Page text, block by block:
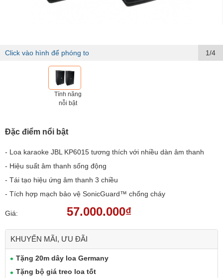
Click vào hình để phóng to 1/4
Tính năng
nỗi bật
Đặc điểm nổi bật
- Loa karaoke JBL KP6015 tương thích với nhiều dàn âm thanh
- Hiệu suất âm thanh sống động
- Tái tạo hiệu ứng âm thanh 3 chiều
- Tích hợp mạch bảo vệ SonicGuard™ chống cháy
Giá: 57.000.000₫
KHUYẾN MÃI, ƯU ĐÃI
Tặng 20m dây loa Germany
Tặng bộ giá treo loa tốt